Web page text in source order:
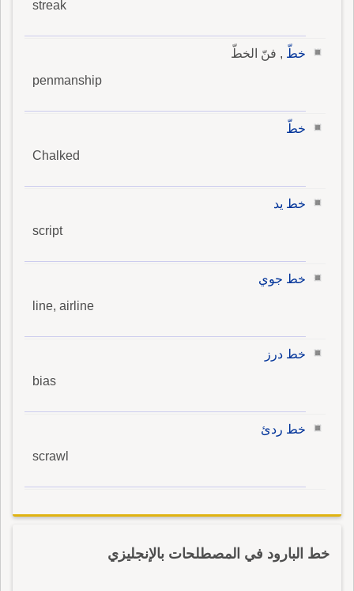
streak
خطّ , فنّ الخطّ
penmanship
خطّ
Chalked
خط يد
script
خط جوي
line, airline
خط درز
bias
خط ردئ
scrawl
خط البارود في المصطلحات بالإنجليزي